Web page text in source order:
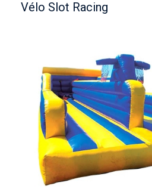
Vélo Slot Racing